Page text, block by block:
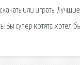
или играть.
Вы супер котята хотел